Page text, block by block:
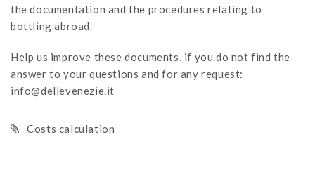
the documentation and the procedures relating to
bottling abroad.
Help us improve these documents, if you do not find the
answer to your questions and for any request:
info@dellevenezie.it
Costs calculation